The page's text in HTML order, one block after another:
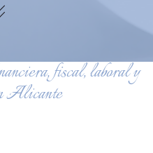
fiscal, laboral y
Alicante